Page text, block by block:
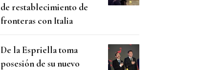
de restablecimiento de
fronteras con Italia
De la Espriella toma
posesión de su nuevo